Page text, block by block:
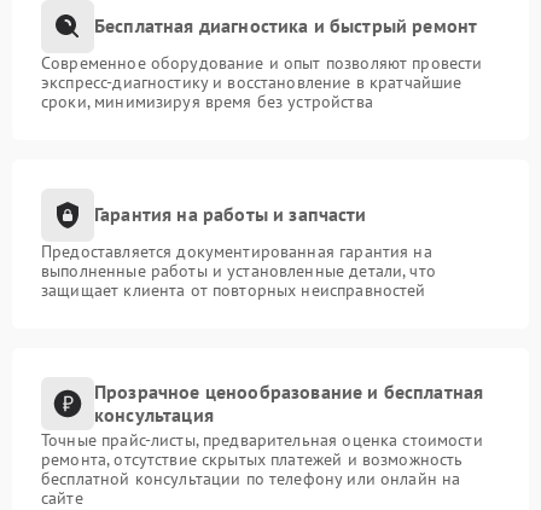
Бесплатная диагностика и быстрый ремонт
Современное оборудование и опыт позволяют провести
экспресс-диагностику и восстановление в кратчайшие
сроки, минимизируя время без устройства
Гарантия на работы и запчасти
Предоставляется документированная гарантия на
выполненные работы и установленные детали, что
защищает клиента от повторных неисправностей
Прозрачное ценообразование и бесплатная
консультация
Точные прайс-листы, предварительная оценка стоимости
ремонта, отсутствие скрытых платежей и возможность
бесплатной консультации по телефону или онлайн на
сайте